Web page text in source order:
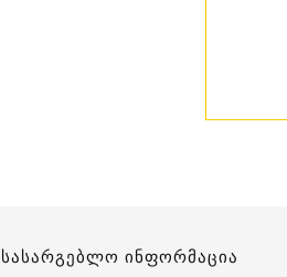
სასარგებლო ინფორმაცია